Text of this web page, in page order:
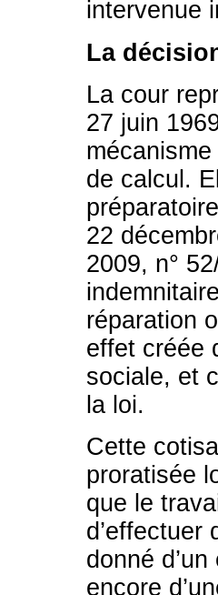
intervenue
La
La cour
27 juin
de calcul.
22
2009, n°
réparation
effet créée
sociale, et
la loi.
Cette
proratisée
que le
d’effectuer
donné
encore